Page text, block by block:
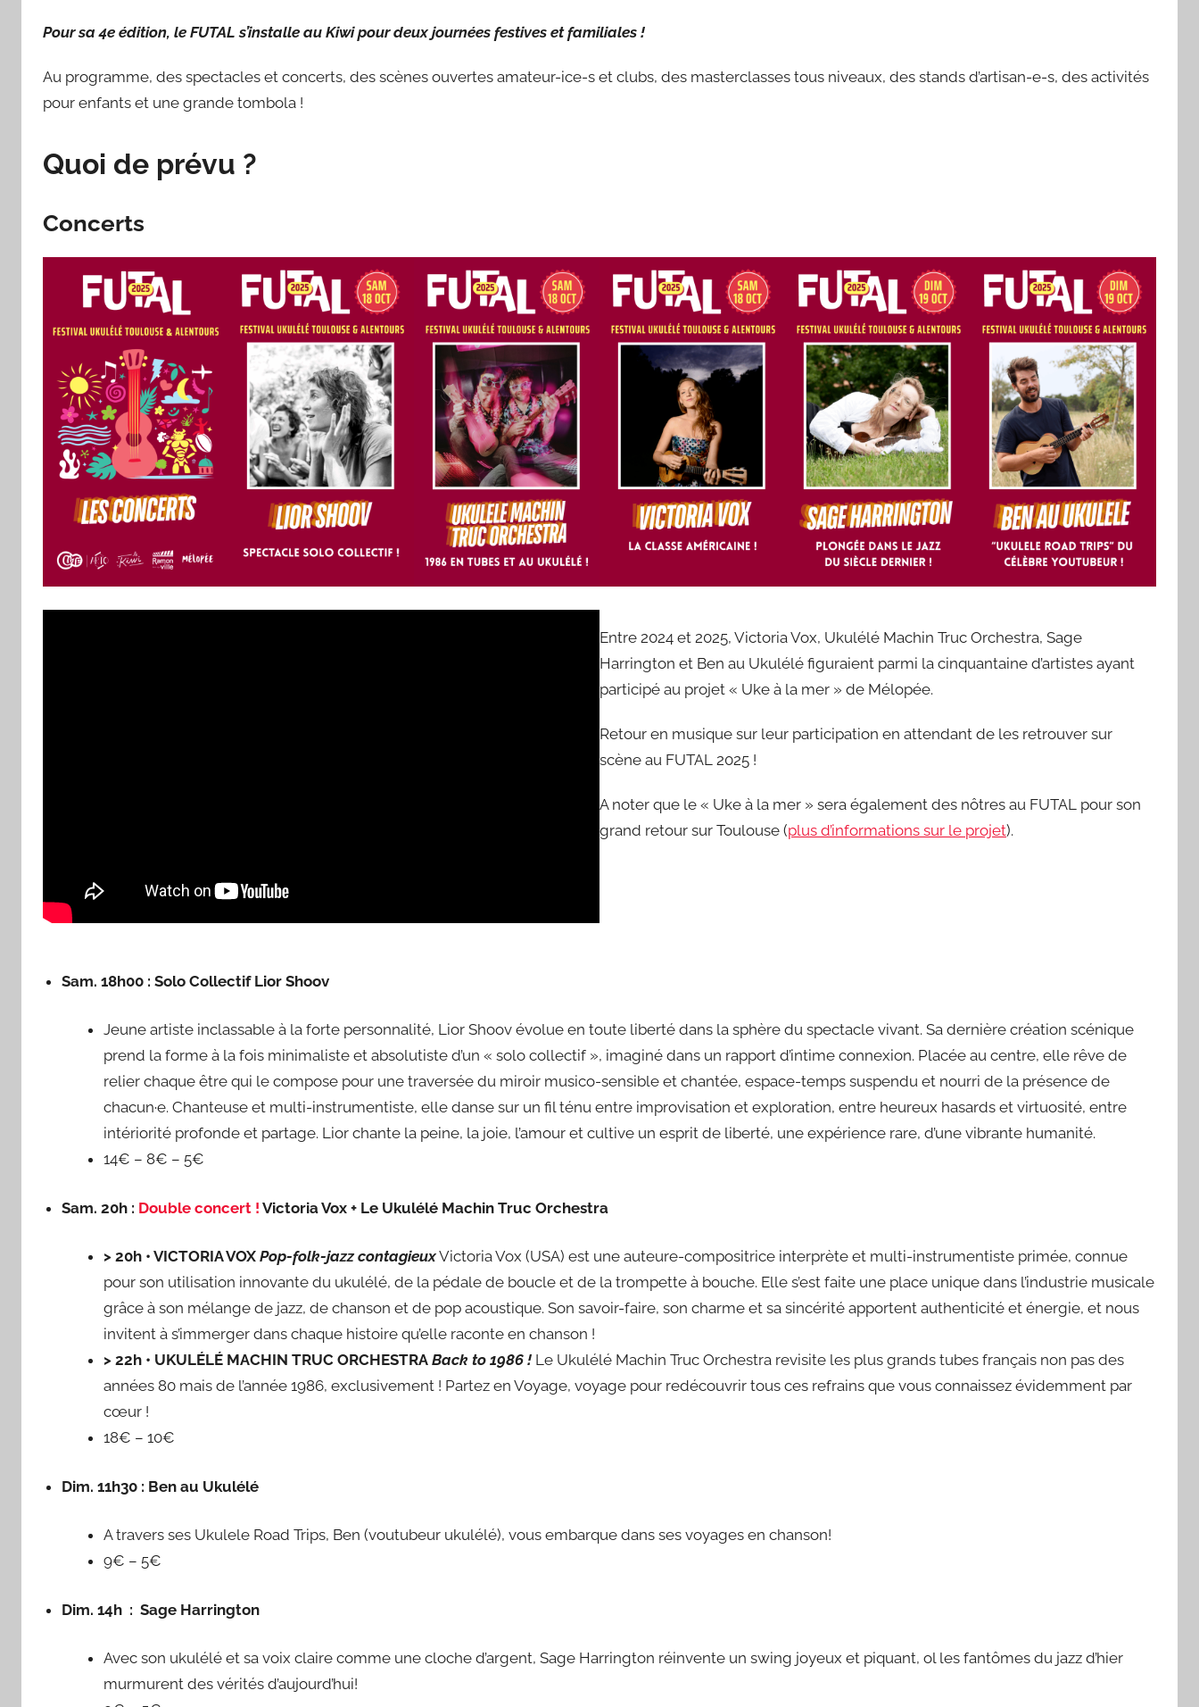
Pour sa 4e édition, le FUTAL s’installe au Kiwi pour deux journées festives et familiales !
Au programme, des spectacles et concerts, des scènes ouvertes amateur-ice-s et clubs, des masterclasses tous niveaux, des stands d’artisan-e-s, des activités
pour enfants et une grande tombola !
Quoi de prévu ?
Concerts
Entre 2024 et 2025, Victoria Vox, Ukulélé Machin Truc Orchestra, Sage
Harrington et Ben au Ukulélé figuraient parmi la cinquantaine d’artistes ayant
participé au projet « Uke à la mer » de Mélopée.
Retour en musique sur leur participation en attendant de les retrouver sur
scène au FUTAL 2025 !
A noter que le « Uke à la mer » sera également des nôtres au FUTAL pour son
grand retour sur Toulouse (plus d’informations sur le projet).
Sam. 18h00 : Solo Collectif Lior Shoov
Jeune artiste inclassable à la forte personnalité, Lior Shoov évolue en toute liberté dans la sphère du spectacle vivant. Sa dernière création scénique
prend la forme à la fois minimaliste et absolutiste d’un « solo collectif », imaginé dans un rapport d’intime connexion. Placée au centre, elle rêve de
relier chaque être qui le compose pour une traversée du miroir musico-sensible et chantée, espace-temps suspendu et nourri de la présence de
chacun·e. Chanteuse et multi-instrumentiste, elle danse sur un fil ténu entre improvisation et exploration, entre heureux hasards et virtuosité, entre
intériorité profonde et partage. Lior chante la peine, la joie, l’amour et cultive un esprit de liberté, une expérience rare, d’une vibrante humanité.
14€ – 8€ – 5€
Sam. 20h : Double concert ! Victoria Vox + Le Ukulélé Machin Truc Orchestra
> 20h • VICTORIA VOX Pop-folk-jazz contagieuxVictoria Vox (USA) est une auteure-compositrice interprète et multi-instrumentiste primée, connue
pour son utilisation innovante du ukulélé, de la pédale de boucle et de la trompette à bouche. Elle s’est faite une place unique dans l’industrie musicale
grâce à son mélange de jazz, de chanson et de pop acoustique. Son savoir-faire, son charme et sa sincérité apportent authenticité et énergie, et nous
invitent à s’immerger dans chaque histoire qu’elle raconte en chanson !
> 22h • UKULÉLÉ MACHIN TRUC ORCHESTRA Back to 1986 ! Le Ukulélé Machin Truc Orchestra revisite les plus grands tubes français non pas des
années 80 mais de l’année 1986, exclusivement ! Partez en Voyage, voyage pour redécouvrir tous ces refrains que vous connaissez évidemment par
cœur !
18€ – 10€
Dim. 11h30 : Ben au Ukulélé
A travers ses Ukulele Road Trips, Ben (voutubeur ukulélé), vous embarque dans ses voyages en chanson!
9€ – 5€
Dim. 14h : Sage Harrington
Avec son ukulélé et sa voix claire comme une cloche d’argent, Sage Harrington réinvente un swing joyeux et piquant, ol les fantômes du jazz d’hier
murmurent des vérités d’aujourd’hui!